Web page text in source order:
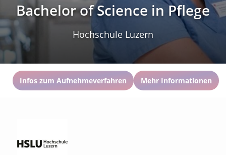
Bachelor of Science in Pflege
Hochschule Luzern
Infos zum Aufnehmeverfahren Mehr Informationen